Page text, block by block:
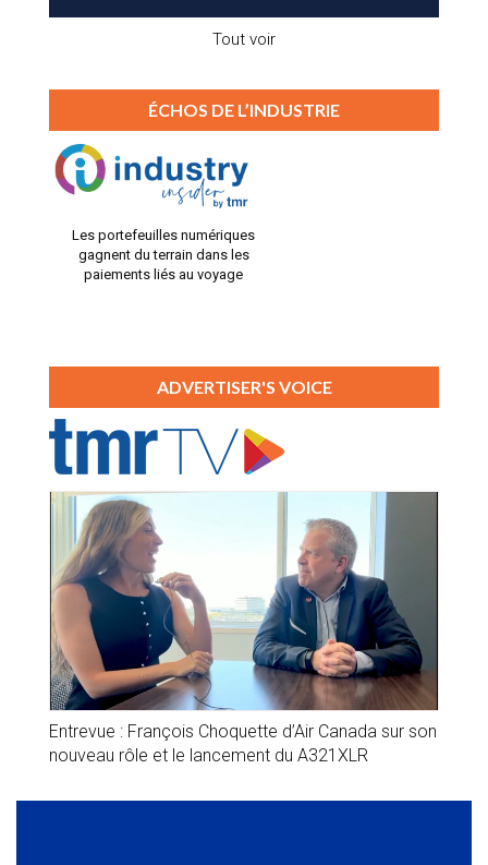
Tout voir
ÉCHOS DE L’INDUSTRIE
Les portefeuilles numériques
gagnent du terrain dans les
paiements liés au voyage
ADVERTISER'S VOICE
Entrevue : François Choquette d’Air Canada sur son
nouveau rôle et le lancement du A321XLR